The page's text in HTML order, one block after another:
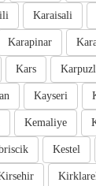
Karaisali
Karapinar
Kars
Kayseri
Kemaliye
Kestel